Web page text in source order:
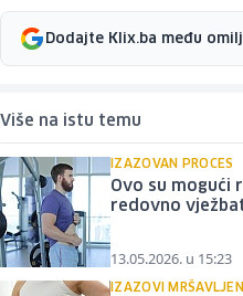
Dodajte Klix.ba među
Više na istu temu
IZAZOVAN PROCES
Ovo su mogući
redovno
13.05.2026. u 15:23
IZAZOVI